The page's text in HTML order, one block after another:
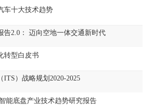
车十大技术趋势
告2.0： 迈向空地一体交通新时代
转型白皮书
ITS）战略规划2020-2025
能底盘产业技术趋势研究报告